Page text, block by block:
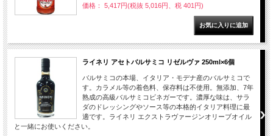
価格： 5,417円(税抜 5,016円、税 401円)
ライネリ アセトバルサミコ リゼルヴァ 250ml×6個
バルサミコの本場、イタリア・モデナ産のバルサミコで
す。カラメル等の着色料、保存料は不使用。無添加、7年
熟成の高級バルサミコビネガーです。濃厚な味は、サラ
ダのドレッシングやソース等の本格的イタリア料理に最
適です。ライネリ エクストラヴァージンオリーブオイル
と一緒にお使いください。